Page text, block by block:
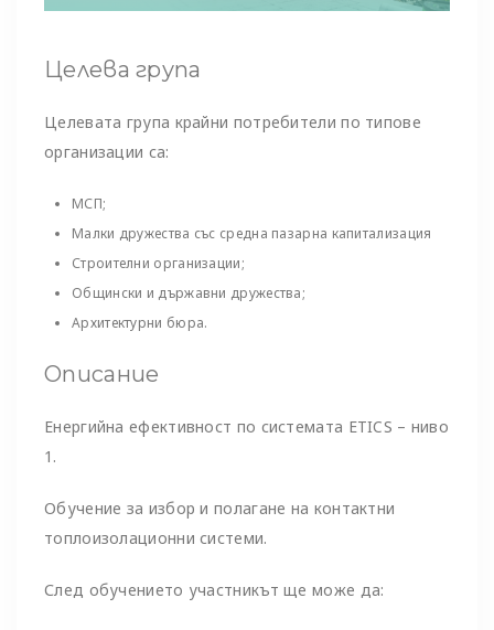
Целева група
Целевата група крайни потребители по типове
организации са:
МСП;
Малки дружества със средна пазарна капитализация
Строителни организации;
Общински и държавни дружества;
Архитектурни бюра.
Описание
Енергийна ефективност по системата ETICS – ниво
1.
Обучение за избор и полагане на контактни
топлоизолационни системи.
След обучението участникът ще може да: